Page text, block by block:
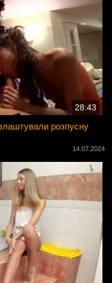
28:43
влаштували розпусну
14.07.2024